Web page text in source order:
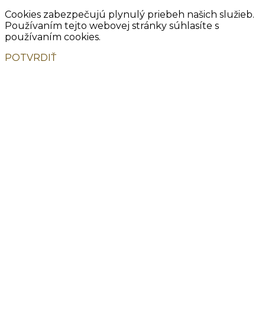
Cookies zabezpečujú plynulý priebeh našich služieb.
Používaním tejto webovej stránky súhlasíte s
používaním cookies.
POTVRDIŤ